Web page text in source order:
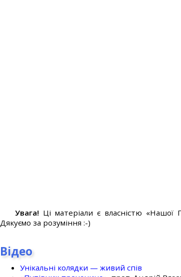
Увага! Ці матеріали є власністю «Нашої
Дякуємо за розуміння :-)
Відео
Унікальні колядки — живий спів